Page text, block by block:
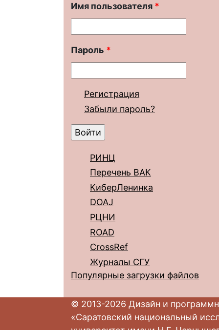
Имя пользователя *
Пароль *
Регистрация
Забыли пароль?
РИНЦ
Перечень ВАК
КиберЛенинка
DOAJ
РЦНИ
ROAD
CrossRef
Журналы СГУ
Популярные загрузки файлов
© 2013-2026 Дизайн и
«Саратовский национальный